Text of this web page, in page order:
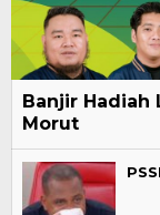
Banjir Hadiah
Morut